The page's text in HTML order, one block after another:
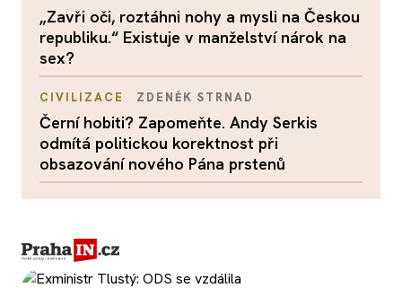
„Zavři oči, roztáhni nohy a mysli na Českou
republiku.“ Existuje v manželství nárok na
sex?
CIVILIZACE ZDENĚK STRNAD
Černí hobiti? Zapomeňte. Andy Serkis
odmítá politickou korektnost při
obsazování nového Pána prstenů